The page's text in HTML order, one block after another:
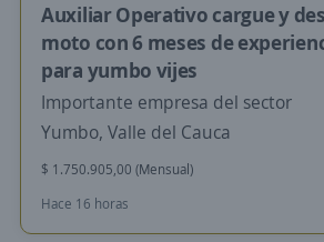
Auxiliar Operativo cargue y
moto con 6 meses de
para yumbo vijes
Importante empresa del sector
Yumbo, Valle del Cauca
$ 1.750.905,00 (Mensual)
Hace 16 horas